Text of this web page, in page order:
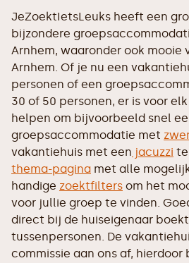
JeZoektIetsLeuks heeft een
bijzondere
Arnhem, waaronder ook mooie
Arnhem. Of je nu een
personen of een
30 of 50 personen, er is voor
helpen om bijvoorbeeld snel
groepsaccommodatie met
vakantiehuis met een jacuzzi te
thema-pagina met alle
handige zoektfilters om het
voor jullie groep te vinden.
direct bij de huiseigenaar
tussenpersonen. De
commissie aan ons af, hierdoor